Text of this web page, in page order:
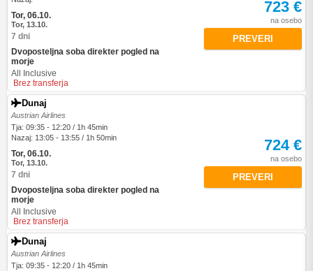
Tor, 06.10.
Tor, 13.10.
7 dni
Dvoposteljna soba direkter pogled na
morje
All Inclusive
Brez transferja
723 €
na osebo
PREVERI
Dunaj
Austrian Airlines
Tja: 09:35 - 12:20 / 1h 45min
Nazaj: 13:05 - 13:55 / 1h 50min
Tor, 06.10.
Tor, 13.10.
7 dni
Dvoposteljna soba direkter pogled na
morje
All Inclusive
Brez transferja
724 €
na osebo
PREVERI
Dunaj
Austrian Airlines
Tja: 09:35 - 12:20 / 1h 45min